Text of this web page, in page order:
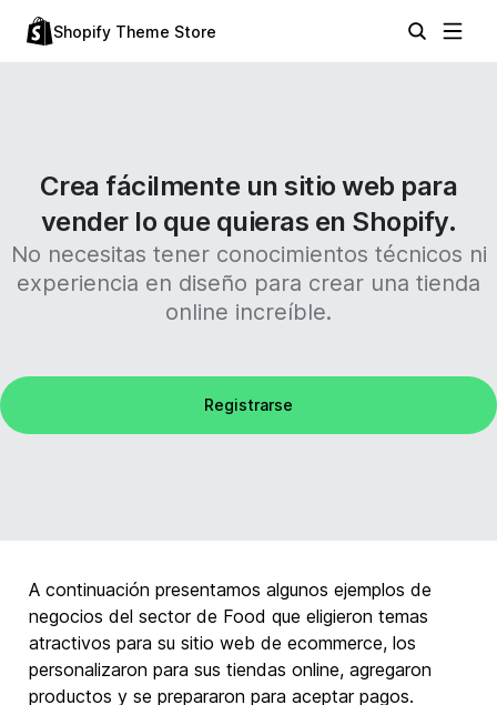
Shopify Theme Store
Crea fácilmente un sitio web para
vender lo que quieras en Shopify.
No necesitas tener conocimientos técnicos ni
experiencia en diseño para crear una tienda
online increíble.
Registrarse
A continuación presentamos algunos ejemplos de
negocios del sector de Food que eligieron temas
atractivos para su sitio web de ecommerce, los
personalizaron para sus tiendas online, agregaron
productos y se prepararon para aceptar pagos.